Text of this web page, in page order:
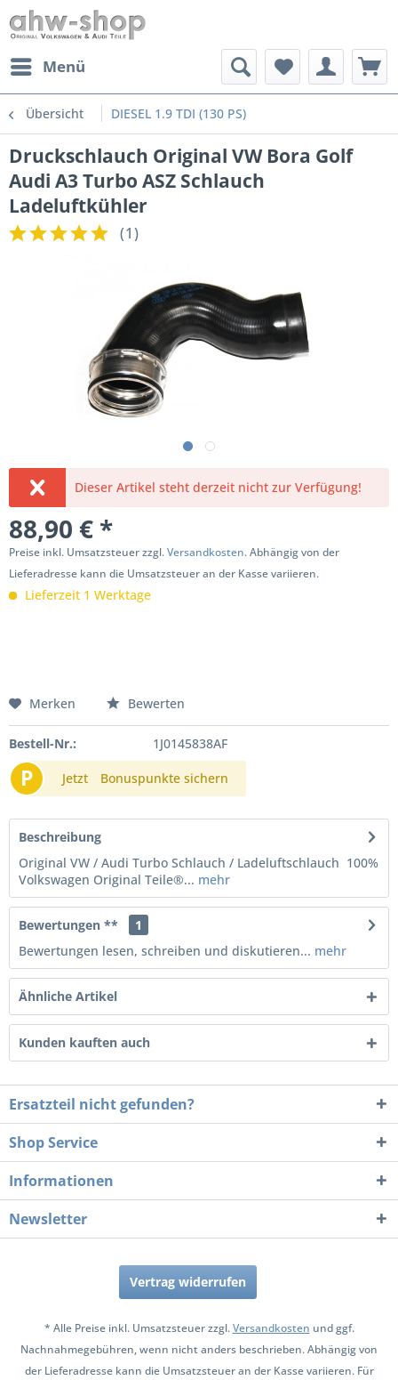
Menü
Übersicht DIESEL 1.9 TDI (130 PS)
Druckschlauch Original VW Bora Golf
Audi A3 Turbo ASZ Schlauch
Ladeluftkühler
(1)
Dieser Artikel steht derzeit nicht zur Verfügung!
88,90 € *
Preise inkl. Umsatzsteuer zzgl.Versandkosten. Abhängig von der
Lieferadresse kann die Umsatzsteuer an der Kasse variieren.
Lieferzeit 1 Werktage
Merken Bewerten
Bestell-Nr.: 1J0145838AF
P Jetzt Bonuspunkte sichern
Beschreibung
Original VW / Audi Turbo Schlauch / Ladeluftschlauch 100%
Volkswagen Original Teile®... mehr
Bewertungen **
1
Bewertungen lesen, schreiben und diskutieren... mehr
Ähnliche Artikel
Kunden kauften auch
Ersatzteil nicht gefunden?
Shop Service
Informationen
Newsletter
Vertrag widerrufen
* Alle Preise inkl. Umsatzsteuer zzgl.Versandkosten und ggf.
Nachnahmegebühren, wenn nicht anders beschrieben. Abhängig von
der Lieferadresse kann die Umsatzsteuer an der Kasse variieren. Für